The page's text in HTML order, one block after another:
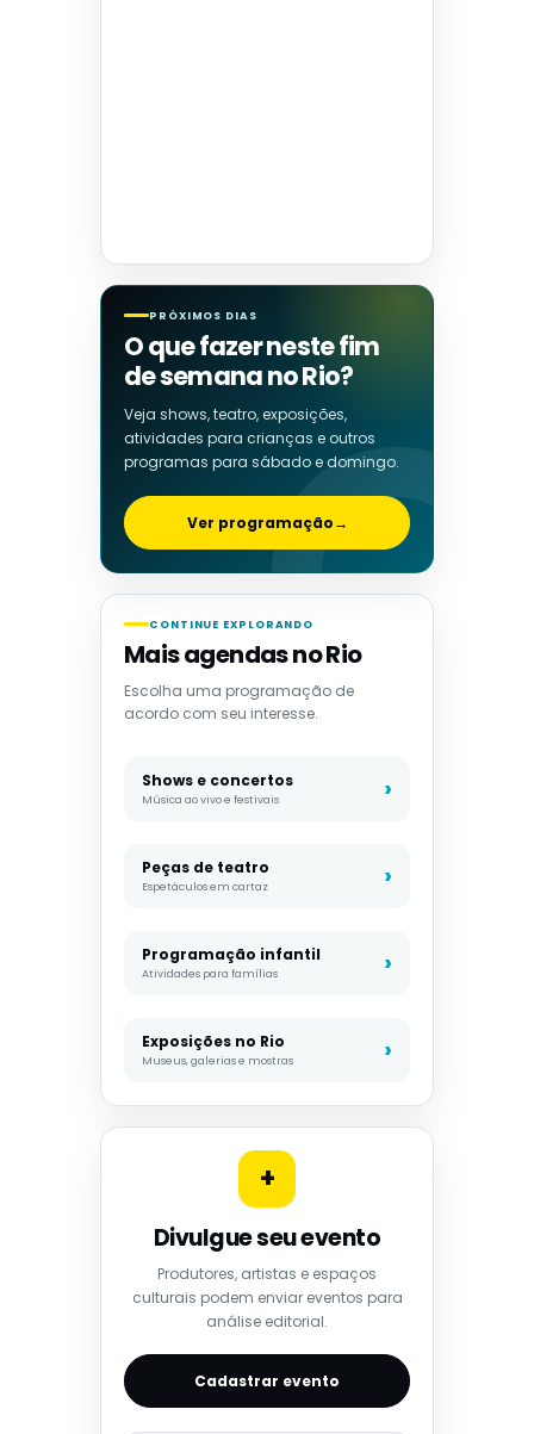
PRÓXIMOS DIAS
O que fazer neste fim
de semana no Rio?
Veja shows, teatro, exposições,
atividades para crianças e outros
programas para sábado e domingo.
Ver programação→
CONTINUE EXPLORANDO
Mais agendas no Rio
Escolha uma programação de
acordo com seu interesse.
Shows e concertos
Música ao vivo e festivais
Peças de teatro
Espetáculos em cartaz
Programação infantil
Atividades para famílias
Exposições no Rio
Museus, galerias e mostras
+
Divulgue seu evento
Produtores, artistas e espaços
culturais podem enviar eventos para
análise editorial.
Cadastrar evento